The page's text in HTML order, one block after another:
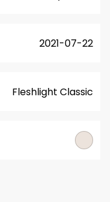
2021-07-22
Fleshlight Classic